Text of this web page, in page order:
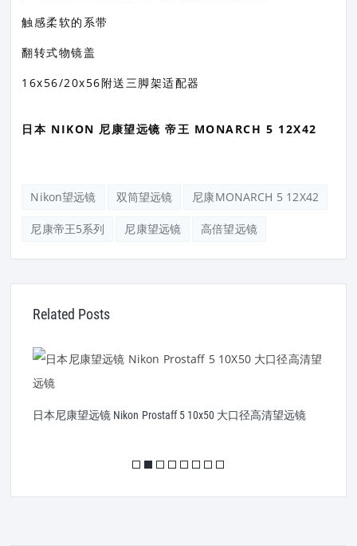
触感柔软的系带
翻转式物镜盖
16x56/20x56附送三脚架适配器
日本 NIKON 尼康望远镜 帝王 MONARCH 5 12X42
Nikon望远镜 双筒望远镜 尼康MONARCH 5 12X42
尼康帝王5系列 尼康望远镜 高倍望远镜
Related Posts
日本尼康望远镜 Nikon Prostaff 5 10x50 大口径高清望远镜